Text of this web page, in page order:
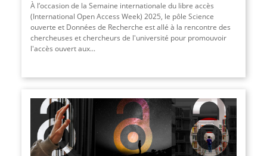
À l’occasion de la Semaine internationale du libre accès
(International Open Access Week) 2025, le pôle Science
ouverte et Données de Recherche est allé à la rencontre des
chercheuses et chercheurs de l'université pour promouvoir
l'accès ouvert aux...